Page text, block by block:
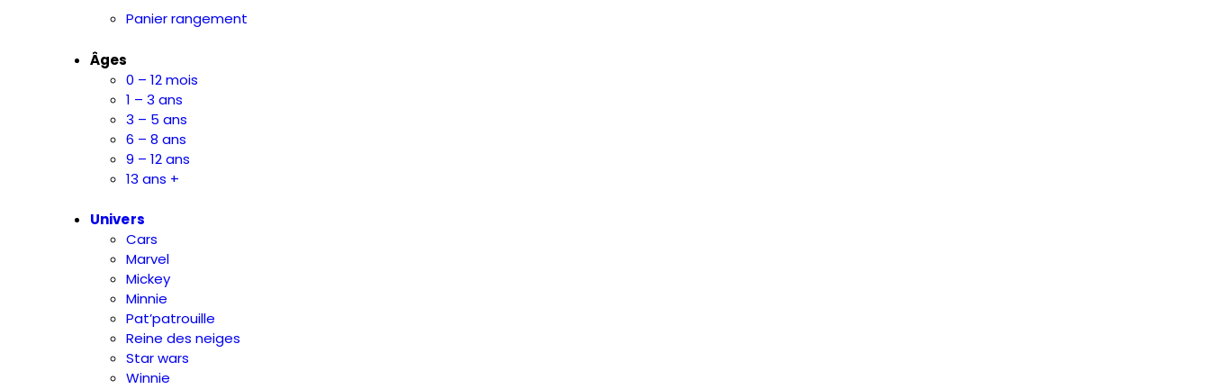
Panier rangement
Âges
0 – 12 mois
1 – 3 ans
3 – 5 ans
6 – 8 ans
9 – 12 ans
13 ans +
Univers
Cars
Marvel
Mickey
Minnie
Pat’patrouille
Reine des neiges
Star wars
Winnie